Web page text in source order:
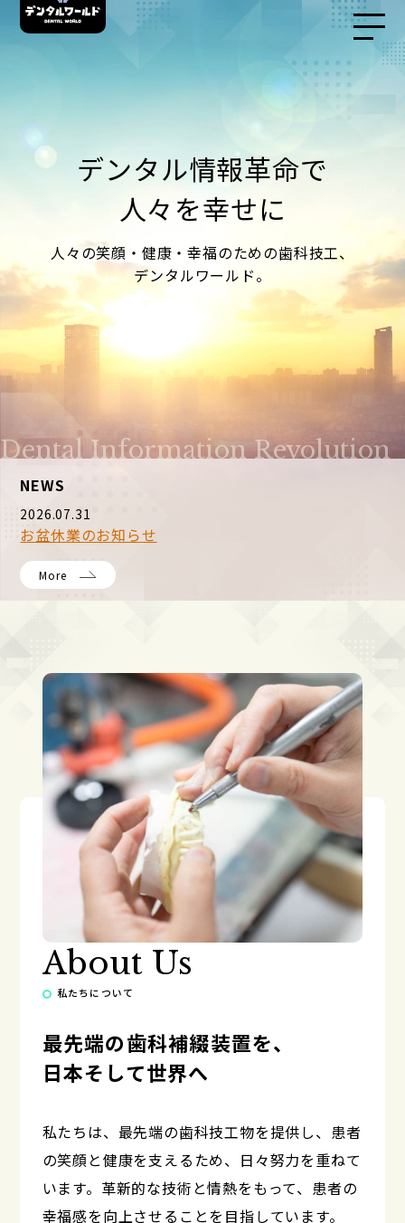
デンタル情報革命で
人々を幸せに
人々の笑顔・健康・幸福のための歯科技工、
デンタルワールド。
Dental Information Revolution
NEWS
2026.07.31
お盆休業のお知らせ
More
About Us
私たちについて
最先端の歯科補綴装置を、
日本そして世界へ
私たちは、最先端の歯科技工物を提供し、患者
の笑顔と健康を支えるため、日々努力を重ねて
います。革新的な技術と情熱をもって、患者の
幸福感を向上させることを目指しています。